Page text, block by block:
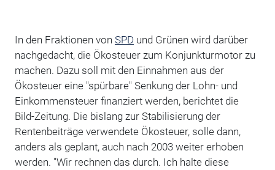
In den Fraktionen von SPD und Grünen wird darüber
nachgedacht, die Ökosteuer zum Konjunkturmotor zu
machen. Dazu soll mit den Einnahmen aus der
Ökosteuer eine "spürbare" Senkung der Lohn- und
Einkommensteuer finanziert werden, berichtet die
Bild-Zeitung. Die bislang zur Stabilisierung der
Rentenbeiträge verwendete Ökosteuer, solle dann,
anders als geplant, auch nach 2003 weiter erhoben
werden. "Wir rechnen das durch. Ich halte diese